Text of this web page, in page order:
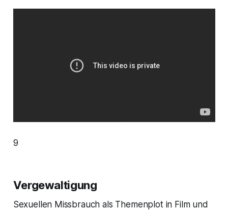
9
Vergewaltigung
Sexuellen Missbrauch als Themenplot in Film und